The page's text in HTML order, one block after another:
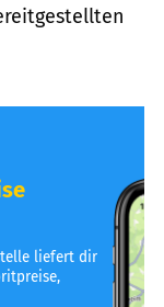
liefert dir